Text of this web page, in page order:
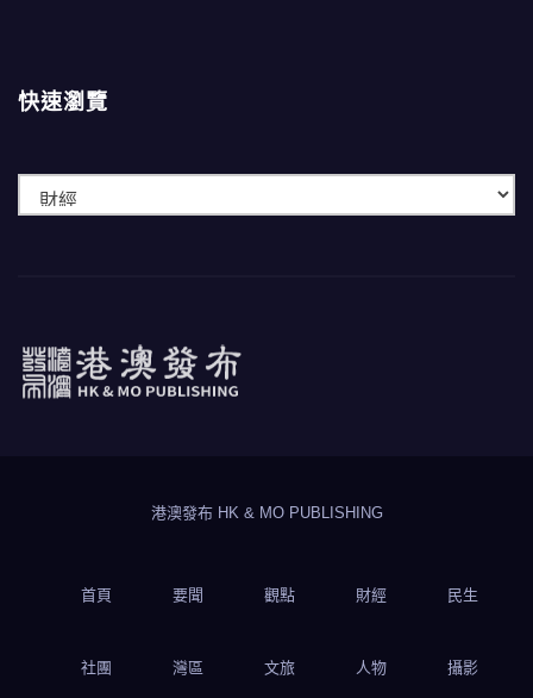
快速瀏覽
港澳發布 HK & MO PUBLISHING
首頁 要聞 觀點 財經 民生
社團 灣區 文旅 人物 攝影